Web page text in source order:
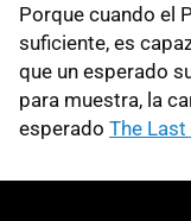
Porque cuando el
suficiente, es
que un esperado
para muestra, la
esperado The